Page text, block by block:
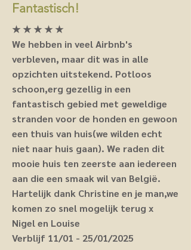
Fantastisch!
★ ★ ★ ★ ★
We hebben in veel Airbnb's
verbleven, maar dit was in alle
opzichten uitstekend. Potloos
schoon,erg gezellig in een
fantastisch gebied met geweldige
stranden voor de honden en gewoon
een thuis van huis(we wilden echt
niet naar huis gaan). We raden dit
mooie huis ten zeerste aan iedereen
aan die een smaak wil van België.
Hartelijk dank Christine en je man,we
komen zo snel mogelijk terug x
Nigel en Louise
Verblijf 11/01 - 25/01/2025